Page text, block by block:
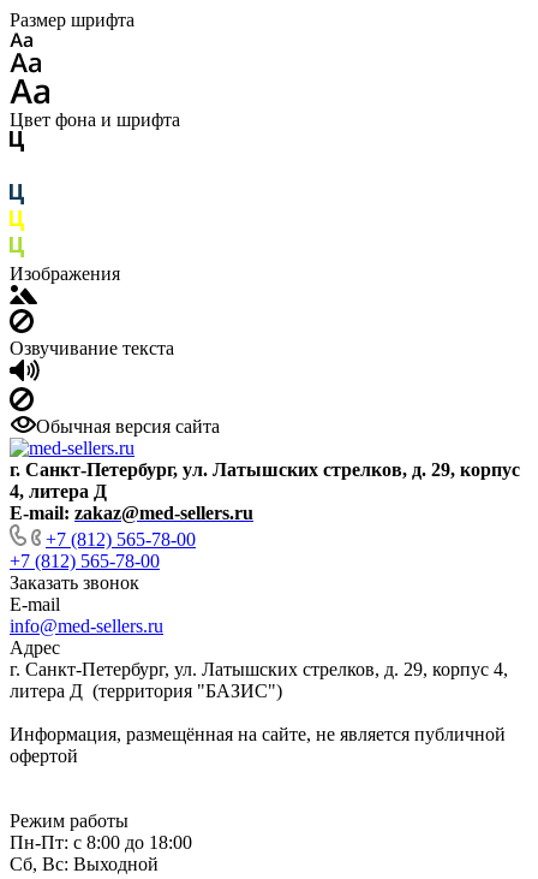
Размер шрифта
Цвет фона и шрифта
Изображения
Озвучивание текста
Обычная версия сайта
г. Санкт-Петербург, ул. Латышских стрелков, д. 29, корпус
4, литера Д
E-mail: zakaz@med-sellers.ru
+7 (812) 565-78-00
+7 (812) 565-78-00
Заказать звонок
E-mail
info@med-sellers.ru
Адрес
г. Санкт-Петербург, ул. Латышских стрелков, д. 29, корпус 4,
литера Д (территория "БАЗИС")
Информация, размещённая на сайте, не является публичной
офертой
Режим работы
Пн-Пт: с 8:00 до 18:00
Сб, Вс: Выходной